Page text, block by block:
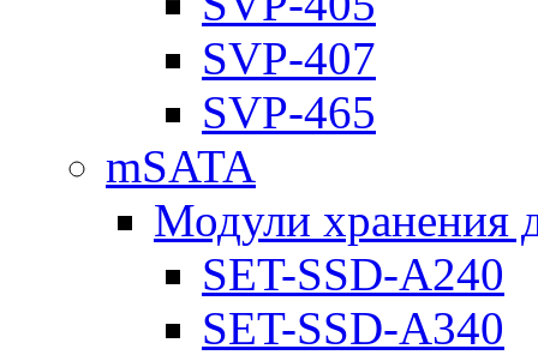
SVP-407
SVP-465
mSATA
Модули хранения
SET-SSD-A240
SET-SSD-A340